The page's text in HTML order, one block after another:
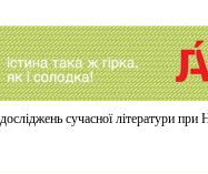
сучасної літератури